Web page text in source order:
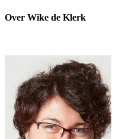
Over Wike de Klerk